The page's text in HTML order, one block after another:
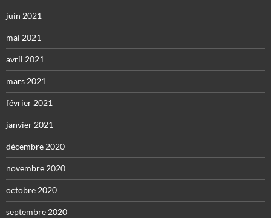
juin 2021
mai 2021
avril 2021
mars 2021
février 2021
janvier 2021
décembre 2020
novembre 2020
octobre 2020
septembre 2020